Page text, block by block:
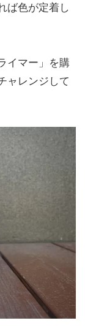
ば色が定着し
イマー」を購
ャレンジして